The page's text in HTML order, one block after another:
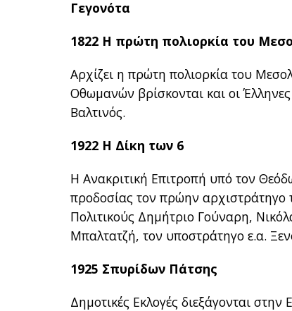
Γεγονότα
1822 Η πρώτη πολιορκία του
Αρχίζει η πρώτη πολιορκία του
Οθωμανών βρίσκονται και οι
Βαλτινός.
1922 Η Δίκη των 6
Η Ανακριτική Επιτροπή υπό τον
προδοσίας τον πρώην αρχιστράτηγο
Πολιτικούς Δημήτριο Γούναρη,
Μπαλτατζή, τον υποστράτηγο ε.α.
1925 Σπυρίδων Πάτσης
Δημοτικές Εκλογές διεξάγονται στην